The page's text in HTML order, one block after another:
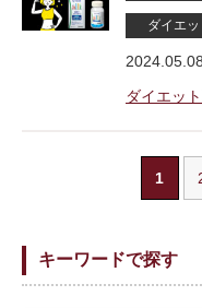
ダイエッ
2024.05.08
ダイエッ
1
キーワードで探す